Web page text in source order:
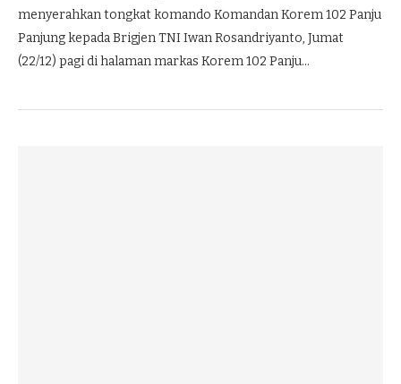
menyerahkan tongkat komando Komandan Korem 102 Panju
Panjung kepada Brigjen TNI Iwan Rosandriyanto, Jumat
(22/12) pagi di halaman markas Korem 102 Panju…